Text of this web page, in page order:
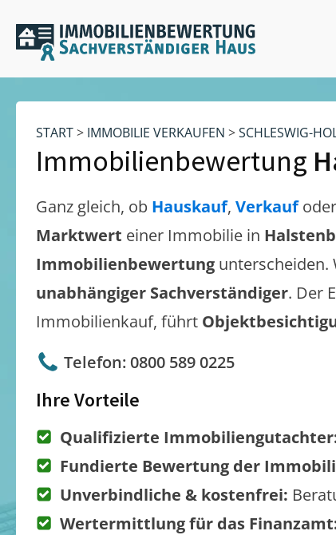
START> IMMOBILIE VERKAUFEN >SCHLESWIG-
Immobilienbewertung
Ganz gleich, ob Hauskauf, Verkaufoder
Marktwert einer Immobilie in
Immobilienbewertung unterscheiden.
unabhängiger Sachverständiger. Der
Immobilienkauf, führt
Telefon: 0800 589 0225
Ihre Vorteile
Qualifizierte
Fundierte Bewertung der
Unverbindliche & kostenfrei:
Wertermittlung für das